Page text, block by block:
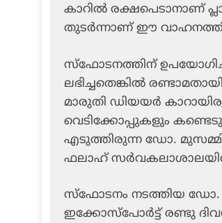
കാറില്‍ രക്ഷപെടാനാണ്
തുടര്‍ന്നാണ് ഈ
സ്‌ഫോടനത്തിന്
ലഭിച്ചതെങ്കില്‍
മാരുതി ഡിയയര്‍
വെടിക്കോപ്പുകളും
എടുത്തിരുന്ന ഡോ.
ഫലാഹ്
സ്‌ഫോടനം നടത്തിയ ഡോ.
ഇക്കോസ്‌പോര്‍ട്ട് രണ്ടു